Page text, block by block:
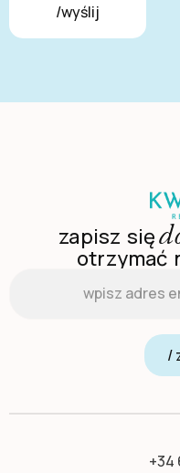
/wyślij
zapisz się
otrzymać
/
+34